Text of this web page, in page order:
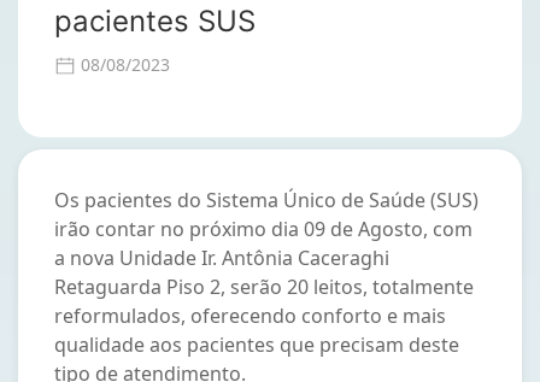
pacientes SUS
08/08/2023
Os pacientes do Sistema Único de Saúde (SUS)
irão contar no próximo dia 09 de Agosto, com
a nova Unidade Ir. Antônia Caceraghi
Retaguarda Piso 2, serão 20 leitos, totalmente
reformulados, oferecendo conforto e mais
qualidade aos pacientes que precisam deste
tipo de atendimento.